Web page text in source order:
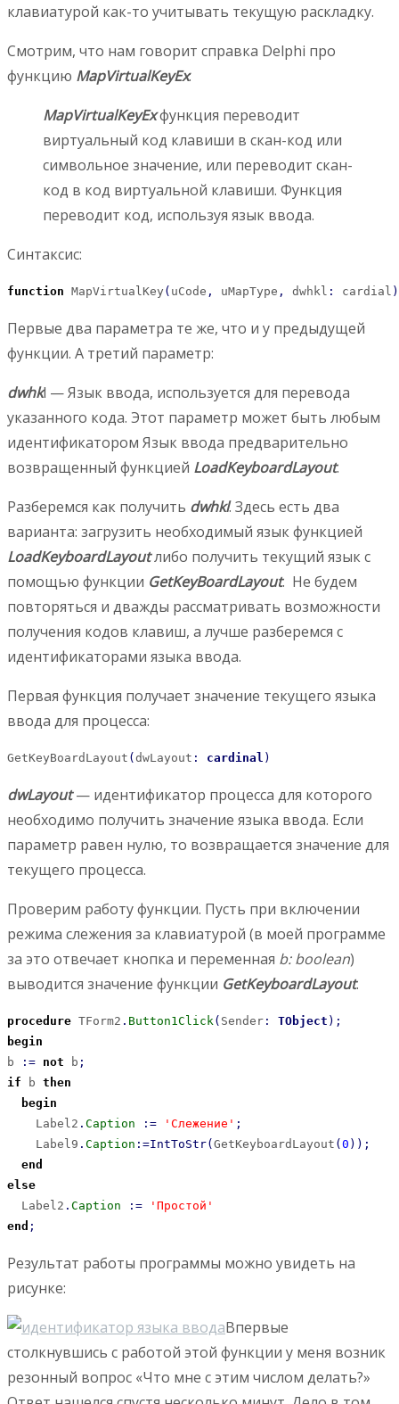
клавиатурой как-то учитывать текущую раскладку.
Смотрим, что нам говорит справка Delphi про
функцию MapVirtualKeyEx:
MapVirtualKeyExфункция переводит
виртуальный код клавиши в скан-код или
символьное значение, или переводит скан-
код в код виртуальной клавиши. Функция
переводит код, используя язык ввода.
Синтаксис:
function MapVirtualKey ( uCode , uMapType , dwhkl : cardial )
Первые два параметра те же, что и у предыдущей
функции. А третий параметр:
dwhkl — Язык ввода, используется для перевода
указанного кода. Этот параметр может быть любым
идентификатором Язык ввода предварительно
возвращенный функцией LoadKeyboardLayout.
Разберемся как получить dwhkl. Здесь есть два
варианта: загрузить необходимый язык функцией
LoadKeyboardLayoutлибо получить текущий язык с
помощью функции GetKeyBoardLayout. Не будем
повторяться и дважды рассматривать возможности
получения кодов клавиш, а лучше разберемся с
идентификаторами языка ввода.
Первая функция получает значение текущего языка
ввода для процесса:
GetKeyBoardLayout (dwLayout : cardinal )
dwLayout— идентификатор процесса для которого
необходимо получить значение языка ввода. Если
параметр равен нулю, то возвращается значение для
текущего процесса.
Проверим работу функции. Пусть при включении
режима слежения за клавиатурой (в моей программе
за это отвечает кнопка и переменная b: boolean)
выводится значение функции GetKeyboardLayout.
procedure TForm2 . Button1Click ( Sender : TObject ) ;
begin
b
: = not b ;
if b then
begin
    Label2
. Caption : = 'Слежение' ;
    Label9
. Caption : =IntToStr(GetKeyboardLayout (0 ) ) ;
end
else
  Label2
. Caption : =
'Простой'
end ;
Результат работы программы можно увидеть на
рисунке:
Впервые
столкнувшись с работой этой функции у меня возник
резонный вопрос «Что мне с этим числом делать?»